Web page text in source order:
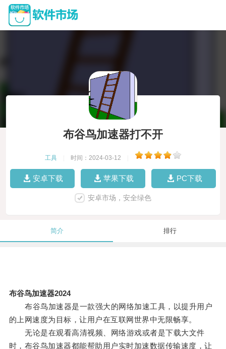
布谷鸟加速器打不开
工具 时间：2024-03-12
安卓下载 苹果下载 PC下载
安卓市场，安全绿色
简介 排行
布谷鸟加速器2024
布谷鸟加速器是一款强大的网络加速工具，以提升用户
的上网速度为目标，让用户在互联网世界中无限畅享。
无论是在观看高清视频、网络游戏或者是下载大文件
时，布谷鸟加速器都能帮助用户实时加速数据传输速度，让